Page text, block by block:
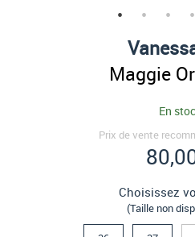
Maggie
En
Prix de vente
Choisissez
(Taille non